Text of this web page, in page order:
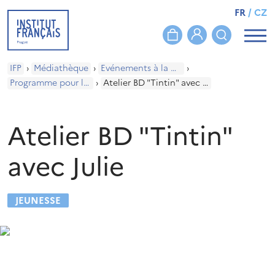
FR/CZ
IFP › Médiathèque › Evénements à la médiathèque
›
Programme pour les enfants › Atelier BD "Tintin" avec Julie
Atelier BD "Tintin"
avec Julie
JEUNESSE